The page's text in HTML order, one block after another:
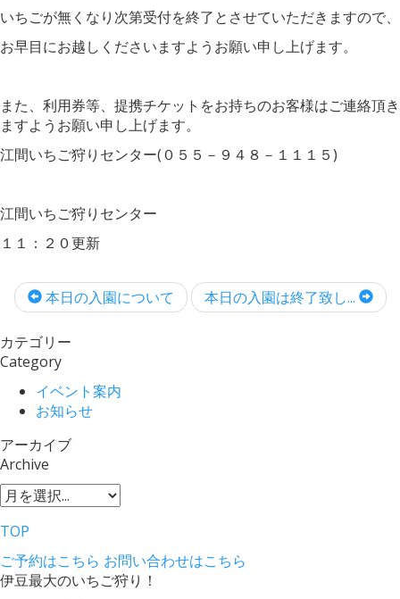
いちごが無くなり次第受付を終了とさせていただきますので、
お早目にお越しくださいますようお願い申し上げます。
また、利用券等、提携チケットをお持ちのお客様はご連絡頂き
ますようお願い申し上げます。
江間いちご狩りセンター(０５５－９４８－１１１５)
江間いちご狩りセンター
１１：２０更新
本日の入園について 本日の入園は終了致し...
カテゴリー
Category
イベント案内
お知らせ
アーカイブ
Archive
TOP
ご予約はこちら お問い合わせはこちら
伊豆最大のいちご狩り！